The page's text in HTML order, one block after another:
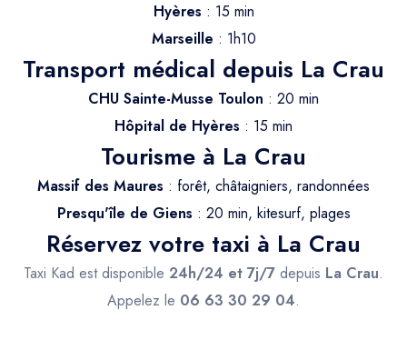
Hyères : 15 min
Marseille : 1h10
Transport médical depuis La Crau
CHU Sainte-Musse Toulon : 20 min
Hôpital de Hyères : 15 min
Tourisme à La Crau
Massif des Maures : forêt, châtaigniers, randonnées
Presqu'île de Giens : 20 min, kitesurf, plages
Réservez votre taxi à La Crau
Taxi Kad est disponible 24h/24 et 7j/7 depuis La Crau.
Appelez le 06 63 30 29 04.